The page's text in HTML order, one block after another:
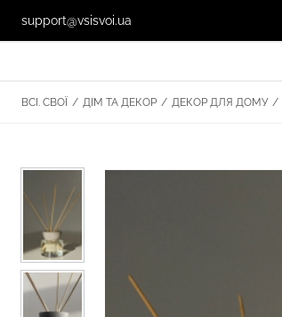
support@vsisvoi.ua
ВСІ. СВОЇ / ДІМ ТА ДЕКОР / ДЕКОР ДЛЯ ДОМУ /